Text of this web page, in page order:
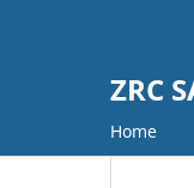
ZRC
Home